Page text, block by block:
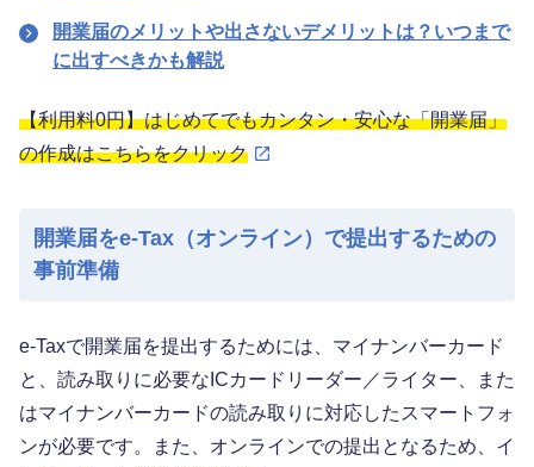
開業届のメリットや出さないデメリットは？いつまで
に出すべきかも解説
【利用料0円】はじめてでもカンタン・安心な「開業届」
の作成はこちらをクリック
開業届をe-Tax（オンライン）で提出するための
事前準備
e-Taxで開業届を提出するためには、マイナンバーカード
と、読み取りに必要なICカードリーダー／ライター、また
はマイナンバーカードの読み取りに対応したスマートフォ
ンが必要です。また、オンラインでの提出となるため、イ